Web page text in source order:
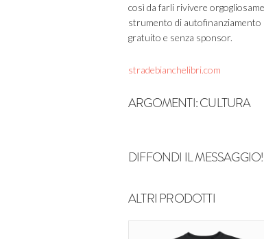
così da farli rivivere
strumento di autofinanziamento
gratuito e senza sponsor.
stradebianchelibri.com
ARGOMENTI:CULTURA
DIFFONDI IL MESSAGGIO!
ALTRI PRODOTTI